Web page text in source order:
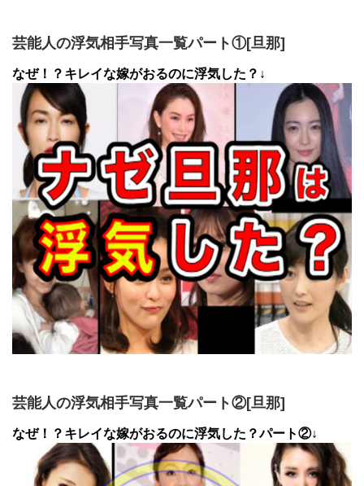
芸能人の浮気相手写真一覧パート①[旦那]
なぜ！？キレイな嫁がおるのに浮気した？↓
芸能人の浮気相手写真一覧パート②[旦那]
なぜ！？キレイな嫁がおるのに浮気した？パート②↓